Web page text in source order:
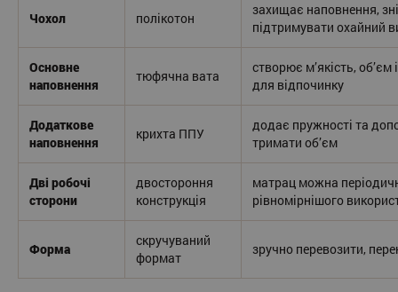
Чохол полікотон
захищає наповнення,
підтримувати охайний
Основне
наповнення
тюфячна вата
створює м’якість,
для відпочинку
Додаткове
наповнення
крихта ППУ
додає пружності та
тримати об’єм
Дві робочі
сторони
двостороння
конструкція
матрац можна
рівномірнішого
Форма
скручуваний
формат
зручно перевозити,